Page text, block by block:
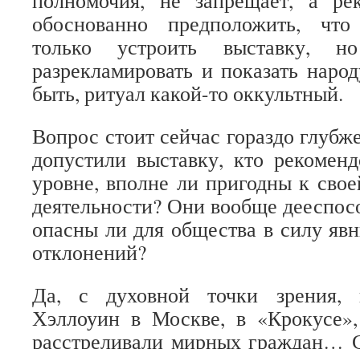
обоснованно предположить,
только устроить выставку,
разрекламировать и показать
быть, ритуал какой-то оккультный.
Вопрос стоит сейчас гораздо
допустили выставку, кто
уровне, вполне ли пригодны к
деятельности? Они вообще
опасны ли для общества в силу
отклонений?
Да, с духовной точки зрения,
Хэллоуин в Москве, в
расстреливали мирных граждан…